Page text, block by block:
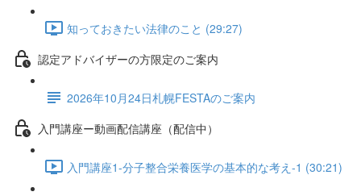
知っておきたい法律のこと (29:27)
認定アドバイザーの方限定のご案内
2026年10月24日札幌FESTAのご案内
入門講座ー動画配信講座（配信中）
入門講座1-分子整合栄養医学の基本的な考え-1 (30:21)